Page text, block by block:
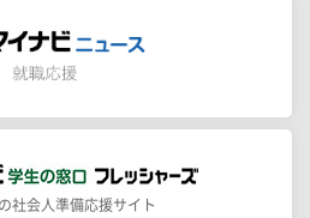
社会人準備応援サイト